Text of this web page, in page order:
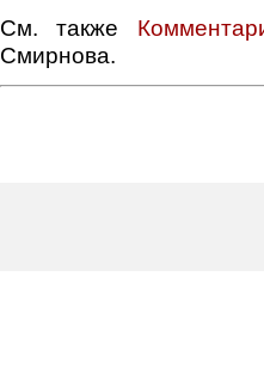
См. также
Смирнова.